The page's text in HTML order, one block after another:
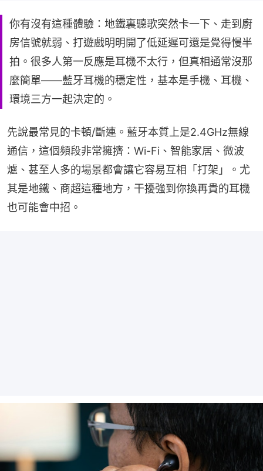
你有沒有這種體驗：地鐵裏聽歌突然卡一下、走到廚
房信號就弱、打遊戲明明開了低延遲可還是覺得慢半
拍。很多人第一反應是耳機不太行，但真相通常沒那
麼簡單——藍牙耳機的穩定性，基本是手機、耳機、
環境三方一起決定的。
先說最常見的卡頓/斷連。藍牙本質上是2.4GHz無線
通信，這個頻段非常擁擠：Wi-Fi、智能家居、微波
爐、甚至人多的場景都會讓它容易互相「打架」。尤
其是地鐵、商超這種地方，干擾強到你換再貴的耳機
也可能會中招。